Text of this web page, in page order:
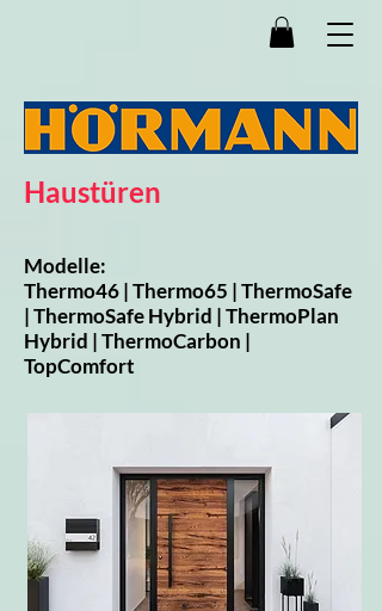
Haustüren
Modelle:
Thermo46 | Thermo65 | ThermoSafe
| ThermoSafe Hybrid | ThermoPlan
Hybrid | ThermoCarbon |
TopComfort